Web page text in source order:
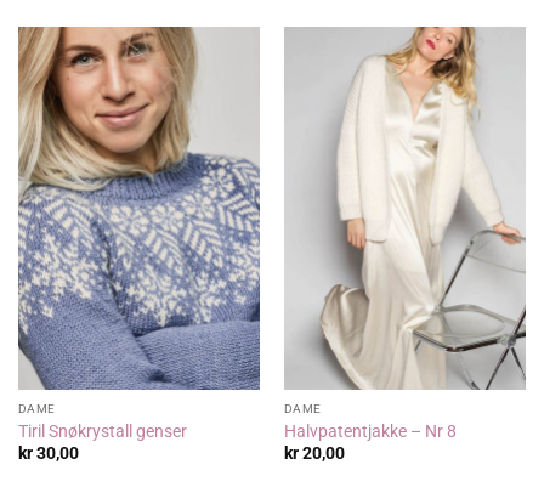
DAME
Tiril Snøkrystall genser
kr30,00
DAME
Halvpatentjakke – Nr 8
kr20,00